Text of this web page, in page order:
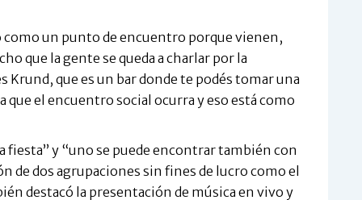
un punto de encuentro porque vienen,
que la gente se queda a charlar por la
Krund, que es un bar donde te podés tomar una
que el encuentro social ocurra y eso está como
fiesta” y “uno se puede encontrar también con
de dos agrupaciones sin fines de lucro como el
destacó la presentación de música en vivo y